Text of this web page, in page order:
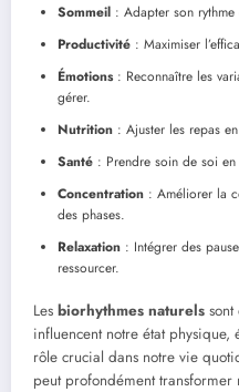
Sommeil : Adapter son
Productivité : Maximiser
Émotions: Reconnaître les
gérer.
Nutrition : Ajuster les repas
Santé : Prendre soin de soi en
Concentration : Améliorer la
des phases.
Relaxation : Intégrer des
ressourcer.
Les biorhythmes naturels
influencent notre état physique,
rôle crucial dans notre vie
peut profondément